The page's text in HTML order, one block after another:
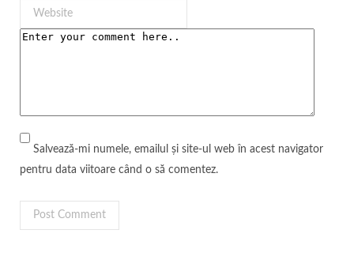
Salvează-mi numele, emailul și site-ul web în acest navigator
pentru data viitoare când o să comentez.